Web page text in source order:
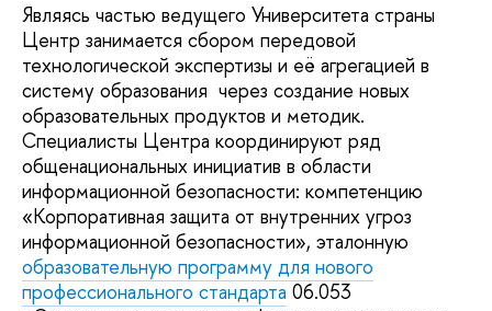
Являясь частью ведущего Университета страны
Центр занимается сбором передовой
технологической экспертизы и её агрегацией в
систему образования через создание новых
образовательных продуктов и методик.
Специалисты Центра координируют ряд
общенациональных инициатив в области
информационной безопасности: компетенцию
«Корпоративная защита от внутренних угроз
информационной безопасности», эталонную
образовательную программу для нового
профессионального стандарта 06.053